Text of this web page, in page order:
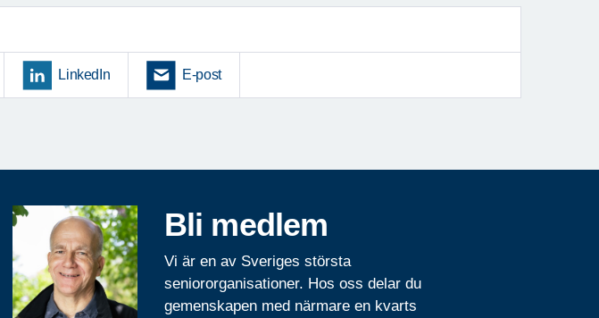
LinkedIn E-post
Bli medlem
Vi är en av Sveriges största
seniororganisationer. Hos oss delar du
gemenskapen med närmare en kvarts